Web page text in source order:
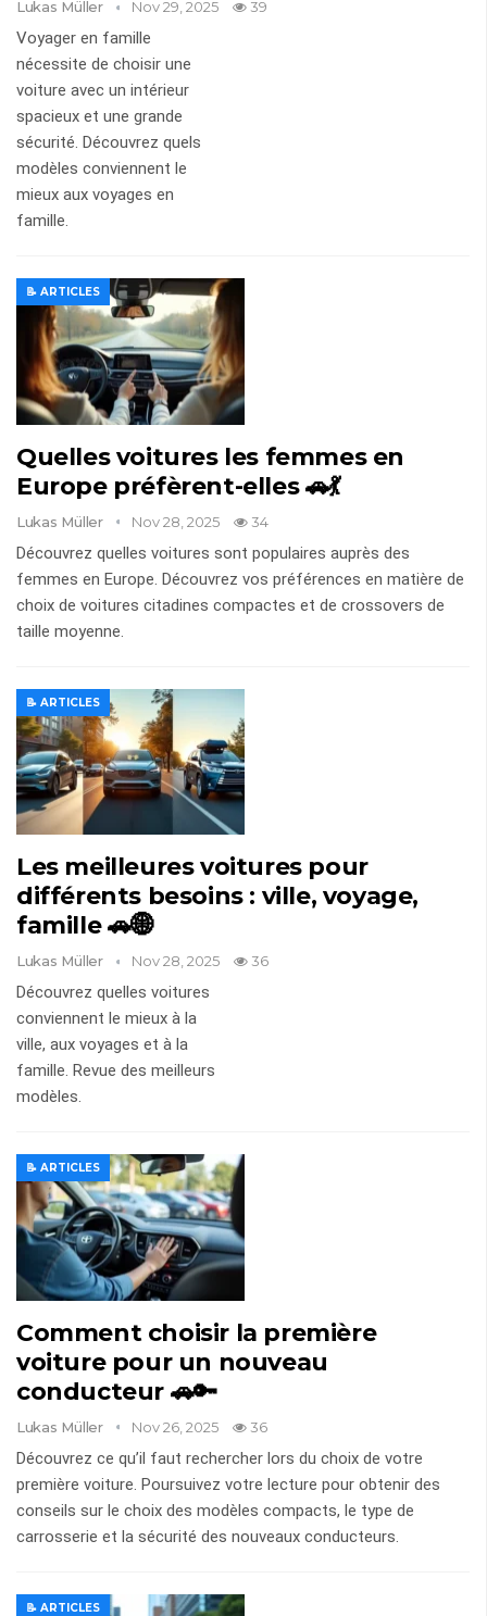
Lukas Müller Nov 29, 2025 39
Voyager en famille
nécessite de choisir une
voiture avec un intérieur
spacieux et une grande
sécurité. Découvrez quels
modèles conviennent le
mieux aux voyages en
famille.
📝 ARTICLES
Quelles voitures les femmes en
Europe préfèrent-elles 🚗💃
Lukas Müller Nov 28, 2025 34
Découvrez quelles voitures sont populaires auprès des
femmes en Europe. Découvrez vos préférences en matière de
choix de voitures citadines compactes et de crossovers de
taille moyenne.
📝 ARTICLES
Les meilleures voitures pour
différents besoins : ville, voyage,
famille 🚗🌐
Lukas Müller Nov 28, 2025 36
Découvrez quelles voitures
conviennent le mieux à la
ville, aux voyages et à la
famille. Revue des meilleurs
modèles.
📝 ARTICLES
Comment choisir la première
voiture pour un nouveau
conducteur 🚗🔑
Lukas Müller Nov 26, 2025 36
Découvrez ce qu’il faut rechercher lors du choix de votre
première voiture. Poursuivez votre lecture pour obtenir des
conseils sur le choix des modèles compacts, le type de
carrosserie et la sécurité des nouveaux conducteurs.
📝 ARTICLES